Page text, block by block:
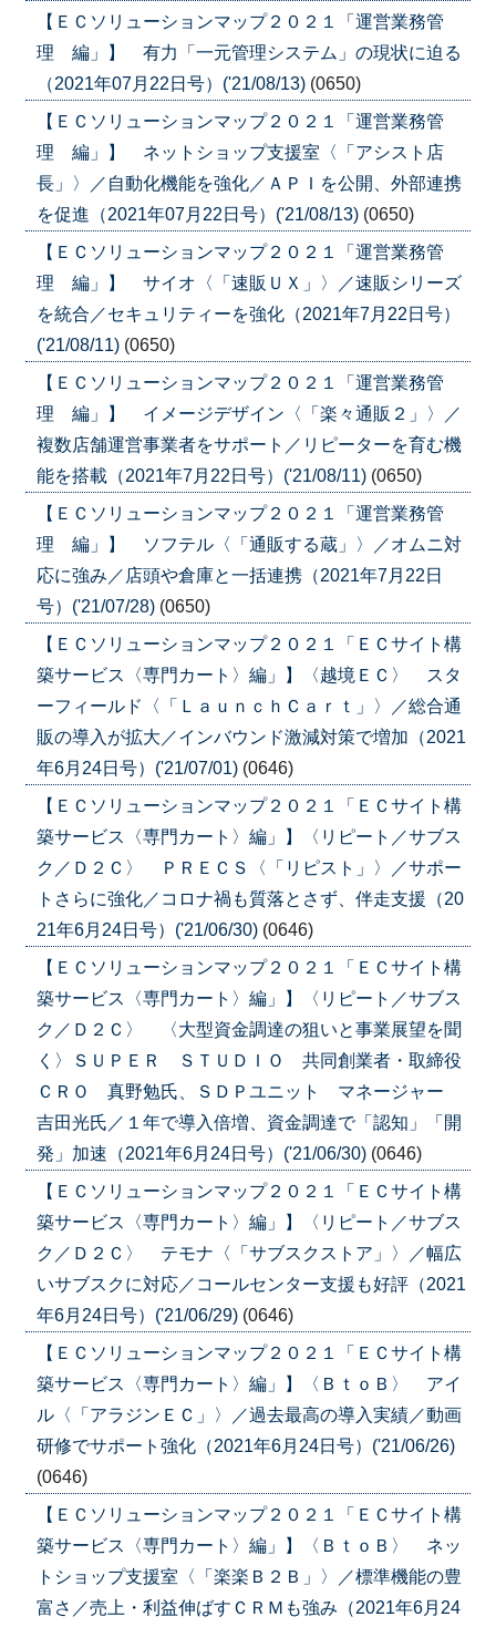
【ＥＣソリューションマップ２０２１「運営業務管
理 編」】 有力「一元管理システム」の現状に迫る
（2021年07月22日号）('21/08/13) (0650)
【ＥＣソリューションマップ２０２１「運営業務管
理 編」】 ネットショップ支援室〈「アシスト店
長」〉／自動化機能を強化／ＡＰＩを公開、外部連携
を促進（2021年07月22日号）('21/08/13) (0650)
【ＥＣソリューションマップ２０２１「運営業務管
理 編」】 サイオ〈「速販ＵＸ」〉／速販シリーズ
を統合／セキュリティーを強化（2021年7月22日号）
('21/08/11) (0650)
【ＥＣソリューションマップ２０２１「運営業務管
理 編」】 イメージデザイン〈「楽々通販２」〉／
複数店舗運営事業者をサポート／リピーターを育む機
能を搭載（2021年7月22日号）('21/08/11) (0650)
【ＥＣソリューションマップ２０２１「運営業務管
理 編」】 ソフテル〈「通販する蔵」〉／オムニ対
応に強み／店頭や倉庫と一括連携（2021年7月22日
号）('21/07/28) (0650)
【ＥＣソリューションマップ２０２１「ＥＣサイト構
築サービス〈専門カート〉編」】〈越境ＥＣ〉 スタ
ーフィールド〈「ＬａｕｎｃｈＣａｒｔ」〉／総合通
販の導入が拡大／インバウンド激減対策で増加（2021
年6月24日号）('21/07/01) (0646)
【ＥＣソリューションマップ２０２１「ＥＣサイト構
築サービス〈専門カート〉編」】〈リピート／サブス
ク／Ｄ２Ｃ〉 ＰＲＥＣＳ〈「リピスト」〉／サポー
トさらに強化／コロナ禍も質落とさず、伴走支援（20
21年6月24日号）('21/06/30) (0646)
【ＥＣソリューションマップ２０２１「ＥＣサイト構
築サービス〈専門カート〉編」】〈リピート／サブス
ク／Ｄ２Ｃ〉 〈大型資金調達の狙いと事業展望を聞
く〉ＳＵＰＥＲ ＳＴＵＤＩＯ 共同創業者・取締役
ＣＲＯ 真野勉氏、ＳＤＰユニット マネージャー
吉田光氏／１年で導入倍増、資金調達で「認知」「開
発」加速（2021年6月24日号）('21/06/30) (0646)
【ＥＣソリューションマップ２０２１「ＥＣサイト構
築サービス〈専門カート〉編」】〈リピート／サブス
ク／Ｄ２Ｃ〉 テモナ〈「サブスクストア」〉／幅広
いサブスクに対応／コールセンター支援も好評（2021
年6月24日号）('21/06/29) (0646)
【ＥＣソリューションマップ２０２１「ＥＣサイト構
築サービス〈専門カート〉編」】〈ＢｔｏＢ〉 アイ
ル〈「アラジンＥＣ」〉／過去最高の導入実績／動画
研修でサポート強化（2021年6月24日号）('21/06/26)
(0646)
【ＥＣソリューションマップ２０２１「ＥＣサイト構
築サービス〈専門カート〉編」】〈ＢｔｏＢ〉 ネッ
トショップ支援室〈「楽楽Ｂ２Ｂ」〉／標準機能の豊
富さ／売上・利益伸ばすＣＲＭも強み（2021年6月24